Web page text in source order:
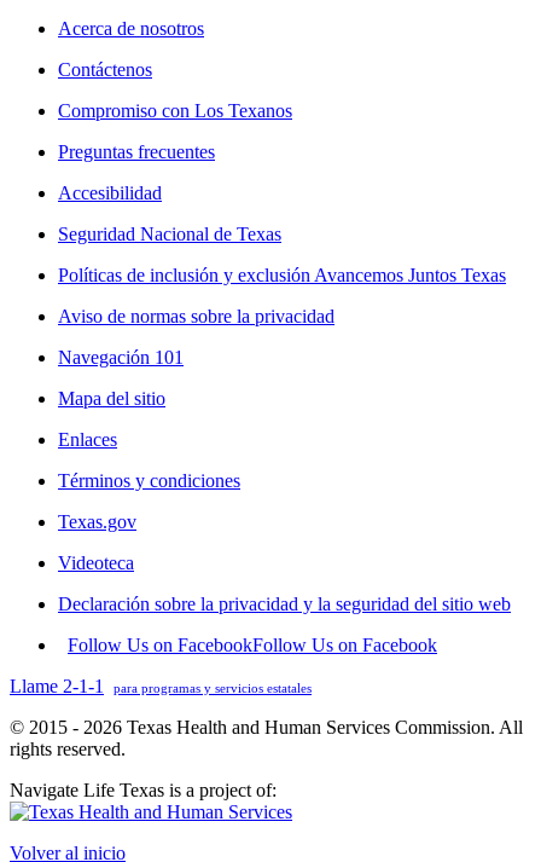
Acerca de nosotros
Contáctenos
Compromiso con Los Texanos
Preguntas frecuentes
Accesibilidad
Seguridad Nacional de Texas
Políticas de inclusión y exclusión Avancemos Juntos Texas
Aviso de normas sobre la privacidad
Navegación 101
Mapa del sitio
Enlaces
Términos y condiciones
Texas.gov
Videoteca
Declaración sobre la privacidad y la seguridad del sitio web
Follow Us on FacebookFollow Us on Facebook
Llame 2-1-1
para programas y servicios estatales
© 2015 - 2026 Texas Health and Human Services Commission. All
rights reserved.
Navigate Life Texas is a project of:
Volver al inicio